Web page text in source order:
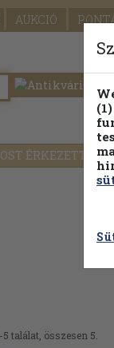
AUKCIÓ
ÉRKEZETT
5 találat, összesen 5.